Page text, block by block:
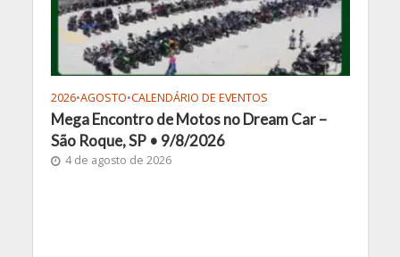
2026•AGOSTO•CALENDÁRIO DE EVENTOS
Mega Encontro de Motos no Dream Car –
São Roque, SP • 9/8/2026
4 de agosto de 2026